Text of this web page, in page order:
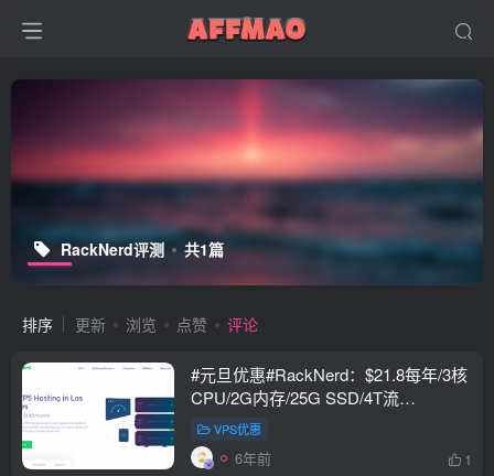
RackNerd评测 共1篇
排序 更新 浏览 点赞 评论
#元旦优惠#RackNerd：$21.8每年/3核
CPU/2G内存/25G SSD/4T流
量/1Gbps/1个IP/KVM
VPS优惠
6年前 1